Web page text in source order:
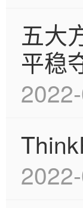
五大
平稳